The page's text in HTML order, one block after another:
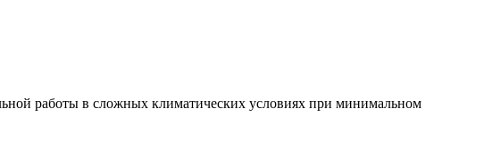
работы в сложных климатических условиях при минимальном